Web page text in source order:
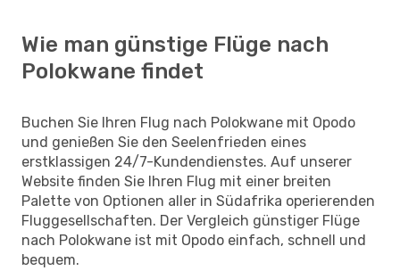
Wie man günstige Flüge nach
Polokwane findet
Buchen Sie Ihren Flug nach Polokwane mit Opodo
und genießen Sie den Seelenfrieden eines
erstklassigen 24/7-Kundendienstes. Auf unserer
Website finden Sie Ihren Flug mit einer breiten
Palette von Optionen aller in Südafrika operierenden
Fluggesellschaften. Der Vergleich günstiger Flüge
nach Polokwane ist mit Opodo einfach, schnell und
bequem.